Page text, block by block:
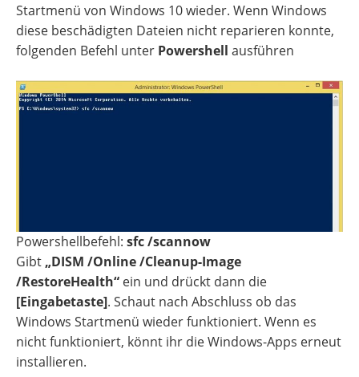
Startmenü von Windows 10 wieder. Wenn Windows
diese beschädigten Dateien nicht reparieren konnte,
folgenden Befehl unter Powershell ausführen
Powershellbefehl: sfc /scannow
Gibt „DISM /Online /Cleanup-Image
/RestoreHealth“ ein und drückt dann die
[Eingabetaste]. Schaut nach Abschluss ob das
Windows Startmenü wieder funktioniert. Wenn es
nicht funktioniert, könnt ihr die Windows-Apps erneut
installieren.